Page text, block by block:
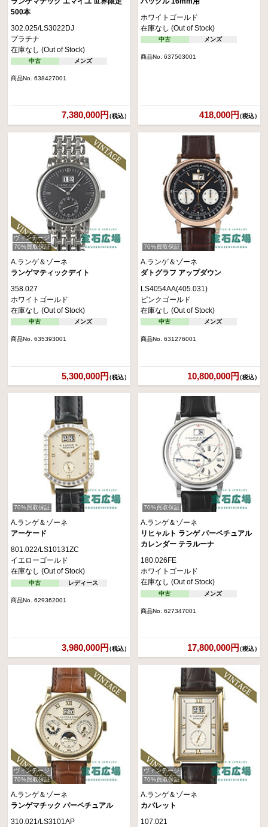
500本
302.025/LS3022DJ
プラチナ
在庫なし (Out of Stock)
中古 メンズ
商品No. 638427001
7,380,000円（税込）
ホワイトゴールド
在庫なし (Out of Stock)
中古 メンズ
商品No. 637503001
418,000円（税込）
ヴィンテージ
70%買取保証
A.ランゲ＆ゾーネ
ランゲマティックデイト
358.027
ホワイトゴールド
在庫なし (Out of Stock)
中古 メンズ
商品No. 635393001
5,300,000円（税込）
70%買取保証
A.ランゲ＆ゾーネ
ダトグラフ アップダウン
LS4054AA(405.031)
ピンクゴールド
在庫なし (Out of Stock)
中古 メンズ
商品No. 631276001
10,800,000円（税込）
70%買取保証
A.ランゲ＆ゾーネ
アーケード
801.022/LS10131ZC
イエローゴールド
在庫なし (Out of Stock)
中古 レディース
商品No. 629362001
3,980,000円（税込）
70%買取保証
A.ランゲ＆ゾーネ
リヒャルト ランゲ パーペチュアル
カレンダー テラルーナ
180.026FE
ホワイトゴールド
在庫なし (Out of Stock)
中古 メンズ
商品No. 627347001
17,800,000円（税込）
ヴィンテージ
70%買取保証
A.ランゲ＆ゾーネ
ランゲマチック パーペチュアル
310.021/LS3101AP
ヴィンテージ
70%買取保証
A.ランゲ＆ゾーネ
カバレット
107.021